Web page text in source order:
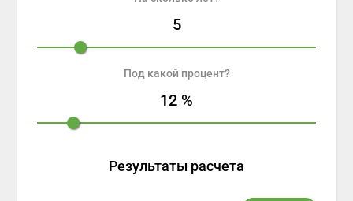
5
Под какой процент?
12 %
Результаты расчета